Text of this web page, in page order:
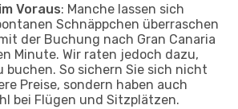
Voraus: Manche lassen sich
Schnäppchen überraschen
der Buchung nach Gran Canaria
Minute. Wir raten jedoch dazu,
So sichern Sie sich nicht
Preise, sondern haben auch
bei Flügen und Sitzplätzen.